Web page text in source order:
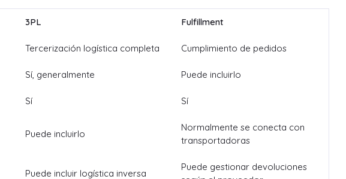
3PL Fulfillment
Tercerización logística completa Cumplimiento de pedidos
Sí, generalmente Puede incluirlo
Sí Sí
Puede incluirlo
Normalmente se conecta con
transportadoras
Puede incluir logística inversa
Puede gestionar devoluciones